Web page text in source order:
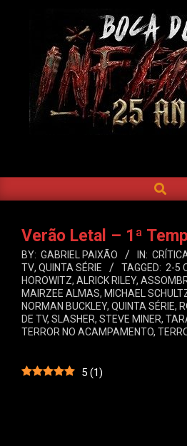
DO
INFERNO
Navigation
SEARCH
Verão Letal – 1ª
BY: GABRIEL PAIXÃO IN:
TV, QUINTA SÉRIE TAGGED: 2-5
HOROWITZ, ALRICK RILEY,
MAIRZEE ALMAS, MICHAEL
NORMAN BUCKLEY, QUINTA SÉRIE,
DE TV, SLASHER, STEVE MINER,
TERROR NO ACAMPAMENTO,
5 (1)